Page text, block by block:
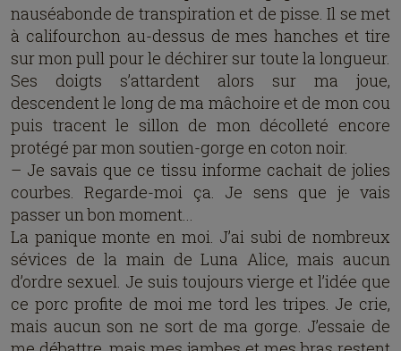
nauséabonde de transpiration et de pisse. Il se met
à califourchon au-dessus de mes hanches et tire
sur mon pull pour le déchirer sur toute la longueur.
Ses doigts s’attardent alors sur ma joue,
descendent le long de ma mâchoire et de mon cou
puis tracent le sillon de mon décolleté encore
protégé par mon soutien-gorge en coton noir.
– Je savais que ce tissu informe cachait de jolies
courbes. Regarde-moi ça. Je sens que je vais
passer un bon moment...
La panique monte en moi. J’ai subi de nombreux
sévices de la main de Luna Alice, mais aucun
d’ordre sexuel. Je suis toujours vierge et l’idée que
ce porc profite de moi me tord les tripes. Je crie,
mais aucun son ne sort de ma gorge. J’essaie de